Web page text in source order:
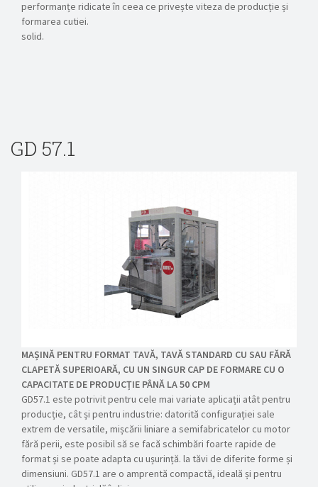
performanțe ridicate în ceea ce privește viteza de producție și
formarea cutiei.
solid.
GD 57.1
MAȘINĂ PENTRU FORMAT TAVĂ, TAVĂ STANDARD CU SAU FĂRĂ
CLAPETĂ SUPERIOARĂ, CU UN SINGUR CAP DE FORMARE CU O
CAPACITATE DE PRODUCȚIE PÂNĂ LA 50 CPM
GD57.1 este potrivit pentru cele mai variate aplicații atât pentru
producție, cât și pentru industrie: datorită configurației sale
extrem de versatile, mișcării liniare a semifabricatelor cu motor
fără perii, este posibil să se facă schimbări foarte rapide de
format și se poate adapta cu ușurință. la tăvi de diferite forme și
dimensiuni. GD57.1 are o amprentă compactă, ideală și pentru